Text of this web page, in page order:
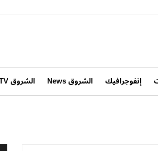
إنفوجرافيك الشروق News الشروق TV